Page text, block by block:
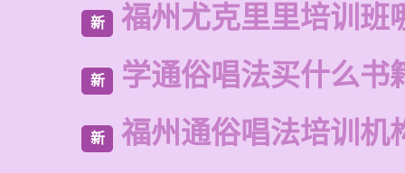
新 福州尤克里里培训班
新 学通俗唱法买什么书
新 福州通俗唱法培训机